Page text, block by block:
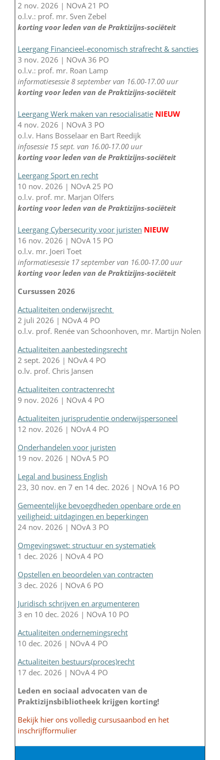
2 nov. 2026 | NOvA 21 PO
o.l.v.: prof. mr. Sven Zebel
korting voor leden van de Praktizijns-sociëteit
Leergang Financieel-economisch strafrecht & sancties
3 nov. 2026 | NOvA 36 PO
o.l.v.: prof. mr. Roan Lamp
informatiesessie 8 september van 16.00-17.00 uur
korting voor leden van de Praktizijns-sociëteit
Leergang Werk maken van resocialisatie NIEUW
4 nov. 2026 | NOvA 3 PO
o.l.v. Hans Bosselaar en Bart Reedijk
infosessie 15 sept. van 16.00-17.00 uur
korting voor leden van de Praktizijns-sociëteit
Leergang Sport en recht
10 nov. 2026 | NOvA 25 PO
o.l.v. prof. mr. Marjan Olfers
korting voor leden van de Praktizijns-sociëteit
Leergang Cybersecurity voor juristen NIEUW
16 nov. 2026 | NOvA 15 PO
o.l.v. mr. Joeri Toet
informatiesessie 17 september van 16.00-17.00 uur
korting voor leden van de Praktizijns-sociëteit
Cursussen 2026
Actualiteiten onderwijsrecht
2 juli 2026 | NOvA 4 PO
o.l.v. prof. Renée van Schoonhoven, mr. Martijn Nolen
Actualiteiten aanbestedingsrecht
2 sept. 2026 | NOvA 4 PO
o.lv. prof. Chris Jansen
Actualiteiten contractenrecht
9 nov. 2026 | NOvA 4 PO
Actualiteiten jurisprudentie onderwijspersoneel
12 nov. 2026 | NOvA 4 PO
Onderhandelen voor juristen
19 nov. 2026 | NOvA 5 PO
Legal and business English
23, 30 nov. en 7 en 14 dec. 2026 | NOvA 16 PO
Gemeentelijke bevoegdheden openbare orde en
veiligheid: uitdagingen en beperkingen
24 nov. 2026 | NOvA 3 PO
Omgevingswet: structuur en systematiek
1 dec. 2026 | NOvA 4 PO
Opstellen en beoordelen van contracten
3 dec. 2026 | NOvA 6 PO
Juridisch schrijven en argumenteren
3 en 10 dec. 2026 | NOvA 10 PO
Actualiteiten ondernemingsrecht
10 dec. 2026 | NOvA 4 PO
Actualiteiten bestuurs(proces)recht
17 dec. 2026 | NOvA 4 PO
Leden en sociaal advocaten van de
Praktizijnsbibliotheek krijgen korting!
Bekijk hier ons volledig cursusaanbod en het
inschrijfformulier